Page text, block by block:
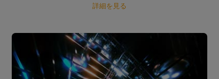
詳細を見る